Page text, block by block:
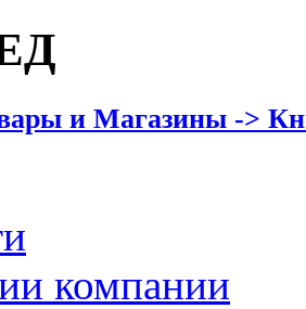
и Магазины ->
компании